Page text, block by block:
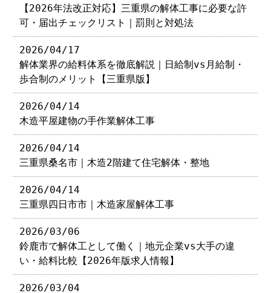
【2026年法改正対応】三重県の解体工事に必要な許
可・届出チェックリスト｜罰則と対処法
2026/04/17
解体業界の給料体系を徹底解説｜日給制vs月給制・
歩合制のメリット【三重県版】
2026/04/14
木造平屋建物の手作業解体工事
2026/04/14
三重県桑名市｜木造2階建て住宅解体・整地
2026/04/14
三重県四日市市｜木造家屋解体工事
2026/03/06
鈴鹿市で解体工として働く｜地元企業vs大手の違
い・給料比較【2026年版求人情報】
2026/03/04